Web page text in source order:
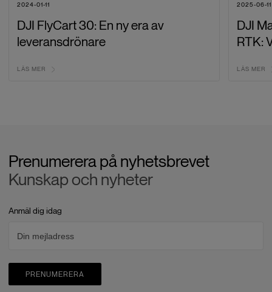
2024-01-11
DJI FlyCart 30: En ny era av
leveransdrönare
LÄS MER
2025-06-11
DJI
RTK:
LÄS MER
Prenumerera på nyhetsbrevet
Kunskap och nyheter
Anmäl dig idag
PRENUMERERA